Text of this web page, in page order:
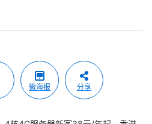
微海报 分享